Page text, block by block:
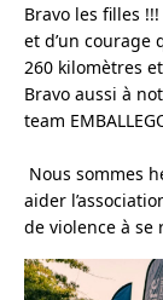
Bravo les filles
et d’un courage
260 kilomètres
Bravo aussi à
team
Nous sommes
aider
de violence à